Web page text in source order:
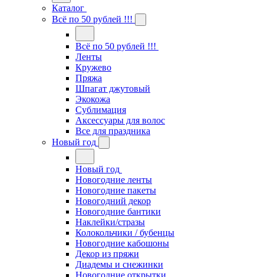
Каталог
Всё по 50 рублей !!!
Всё по 50 рублей !!!
Ленты
Кружево
Пряжа
Шпагат джутовый
Экокожа
Сублимация
Аксессуары для волос
Все для праздника
Новый год
Новый год
Новогодние ленты
Новогодние пакеты
Новогодний декор
Новогодние бантики
Наклейки/стразы
Колокольчики / бубенцы
Новогодние кабошоны
Декор из пряжи
Диадемы и снежинки
Новогодние открытки